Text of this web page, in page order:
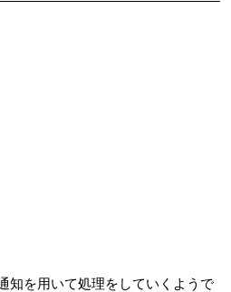
知を用いて処理をしていくようで